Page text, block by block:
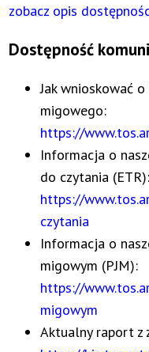
zobacz opis
Dostępność
Jak wnioskować
migowego:
https://
Informacja o
do czytania (ETR):
https://
czytania
Informacja o
migowym (PJM):
https://
migowym
Aktualny raport z